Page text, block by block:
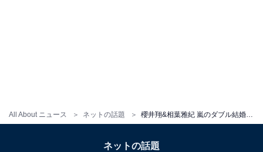
All About ニュース ネットの話題 櫻井翔&相葉雅紀 嵐のダブル結婚に“大野くんのモノマネ芸人”も反応「大野くんもいつかは」
ネットの話題